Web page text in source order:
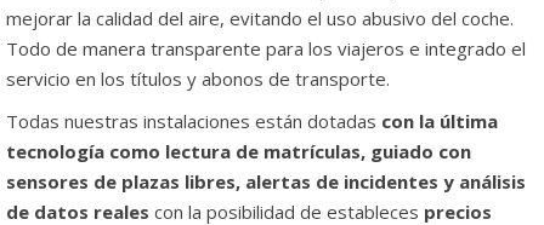
mejorar la calidad del aire, evitando el uso abusivo del coche.
Todo de manera transparente para los viajeros e integrado el
servicio en los títulos y abonos de transporte.
Todas nuestras instalaciones están dotadas con la última
tecnología como lectura de matrículas, guiado con
sensores de plazas libres, alertas de incidentes y análisis
de datos reales con la posibilidad de estableces precios